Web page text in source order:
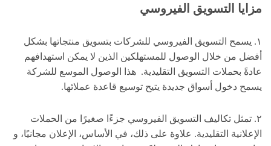
مزايا التسويق الفيروسي
١. يسمح التسويق الفيروسي للشركات بتسويق منتجاتها بشكل
أفضل من خلال الوصول للمستهلكين الذين لا يمكن استهدافهم
عادةً بحملات التسويق التقليدية. هذا الوصول الموسع للشركة
يسمح دخول أسواق جديدة يتيح توسيع قاعدة عملائها.
٢. تمثل تكاليف التسويق الفيروسي جزءًا صغيرًا من الحملات
الإعلانية التقليدية. علاوة على ذلك، في الأساس، الإعلان مجانيًا، و